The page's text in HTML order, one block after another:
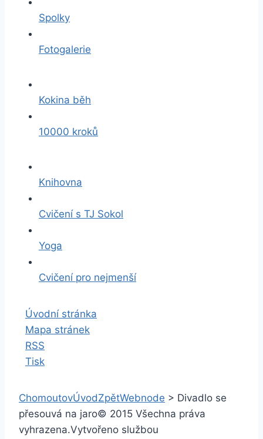
Spolky
Fotogalerie
Kokina běh
10000 kroků
Knihovna
Cvičení s TJ Sokol
Yoga
Cvičení pro nejmenší
Úvodní stránka
Mapa stránek
RSS
Tisk
ChomoutovÚvodZpětWebnode > Divadlo se
přesouvá na jaro© 2015 Všechna práva
vyhrazena.Vytvořeno službou